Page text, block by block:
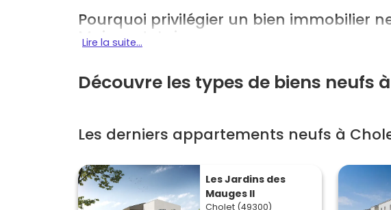
Pourquoi privilégier un bien immobilier
Maine-et-Loire
Économie locale diversifiée : industrie, logistique,
Qualité de vie : lacs, parcs, équipements sportifs et
parc de Moine
à Cholet et travailler ailleurs dans la région sans galérer.
Atouts du neuf: normesRE 2020
, faibles charges,
énergétiques qui limitent la facture d'énergie et rassurent
Lire la suite...
Découvre les types de biens neufs
Les derniers appartements neufs à
Les Jardins des
Mauges II
Cholet (49300)